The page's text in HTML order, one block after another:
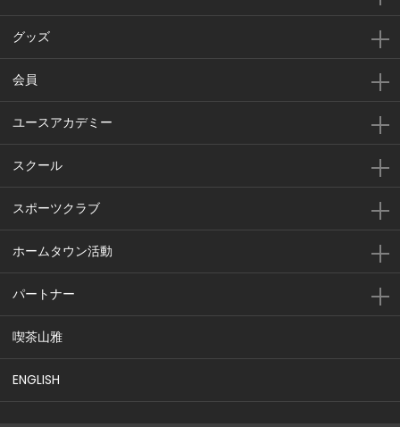
グッズ
会員
ユースアカデミー
スクール
スポーツクラブ
ホームタウン活動
パートナー
喫茶山雅
ENGLISH